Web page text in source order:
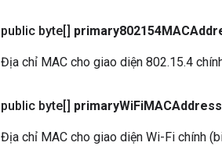
public byte[]
Địa chỉ MAC cho giao diện 802.15.4
public byte[] primaryWiFiMACAddress
Địa chỉ MAC cho giao diện Wi-Fi chính